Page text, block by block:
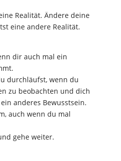
Realität. Ändere deine
eine andere Realität.
dir auch mal ein
durchläufst, wenn du
zu beobachten und dich
anderes Bewusstsein.
auch wenn du mal
gehe weiter.